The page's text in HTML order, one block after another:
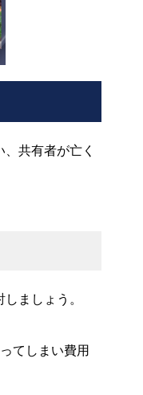
共有者が亡く
ましょう。
てしまい費用